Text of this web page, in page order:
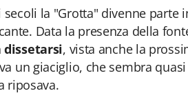
secoli la "Grotta" divenne
Data la presenza della
dissetarsi, vista anche la
un giaciglio, che sembra
riposava.